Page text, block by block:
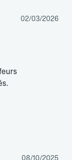
02/03/2026
08/10/2025